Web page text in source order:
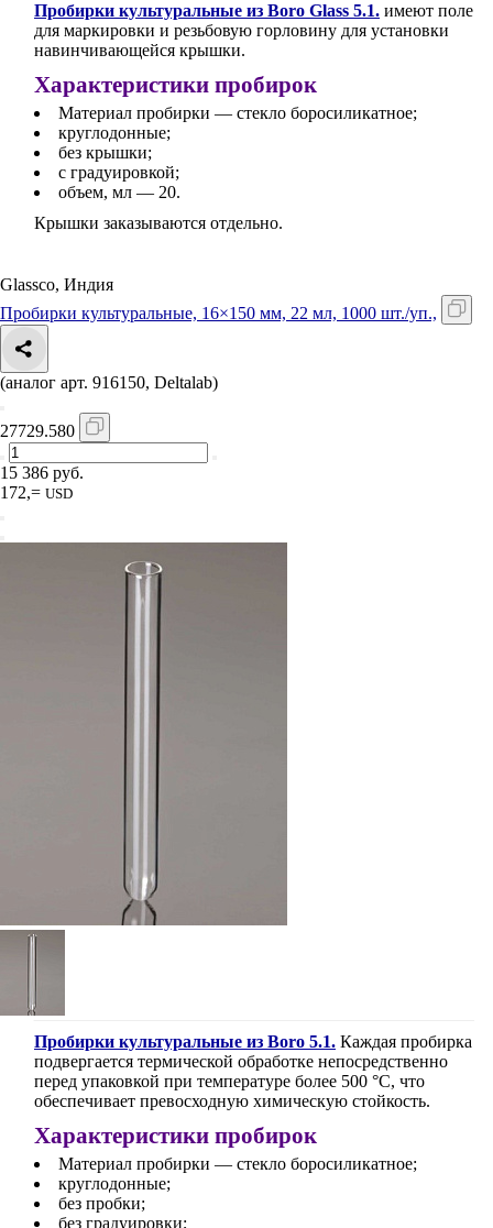
Пробирки культуральные из Boro Glass 5.1. имеют поле
для маркировки и резьбовую горловину для установки
навинчивающейся крышки.
Характеристики пробирок
Материал пробирки — стекло боросиликатное;
круглодонные;
без крышки;
с градуировкой;
объем, мл — 20.
Крышки заказываются отдельно.
Glassco, Индия
Пробирки культуральные, 16×150 мм, 22 мл, 1000 шт./уп.,
(аналог арт. 916150, Deltalab)
27729.580
15 386 руб.
172,= USD
Пробирки культуральные из Boro 5.1. Каждая пробирка
подвергается термической обработке непосредственно
перед упаковкой при температуре более 500 °C, что
обеспечивает превосходную химическую стойкость.
Характеристики пробирок
Материал пробирки — стекло боросиликатное;
круглодонные;
без пробки;
без градуировки;